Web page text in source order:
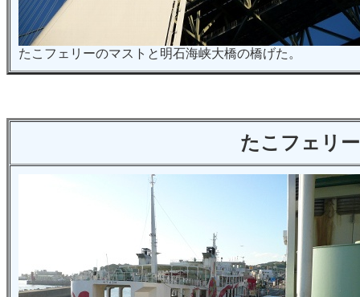
たこフェリーのマストと明石海峡大橋の橋げた。
たこフェリ